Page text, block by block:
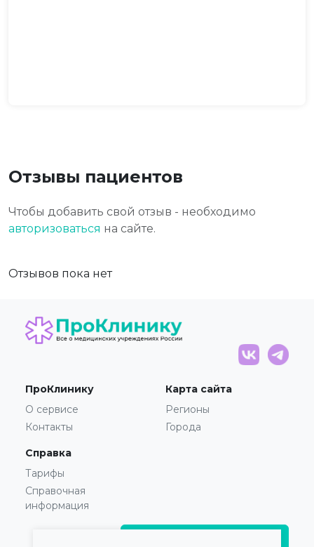
Отзывы пациентов
Чтобы добавить свой отзыв - необходимо
авторизоваться на сайте.
Отзывов пока нет
ПроКлинику
О сервисе
Контакты
Карта сайта
Регионы
Города
Справка
Тарифы
Справочная
информация